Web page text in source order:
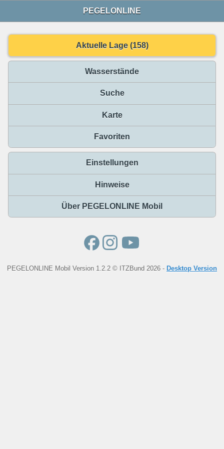
PEGELONLINE
Aktuelle Lage (158)
Wasserstände
Suche
Karte
Favoriten
Einstellungen
Hinweise
Über PEGELONLINE Mobil
PEGELONLINE Mobil Version 1.2.2 © ITZBund 2026 - Desktop Version